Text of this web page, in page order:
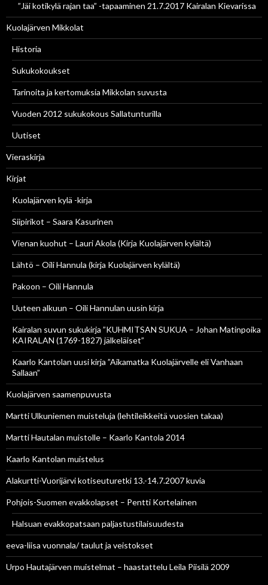
”Jäi kotikylä rajan taa” -tapaaminen 21.7.2017 Kairalan Kievarissa
Kuolajärven Mikkolat
Historia
Sukukokoukset
Tarinoita ja kertomuksia Mikkolan suvusta
Vuoden 2012 sukukokous Sallatunturilla
Uutiset
Vieraskirja
Kirjat
Kuolajärven kylä -kirja
Siipirikot – Saara Kasurinen
Vienan kuohut – Lauri Akola (Kirja Kuolajärven kylältä)
Lähtö – Oili Hannula (kirja Kuolajärven kylältä)
Pakoon – Oili Hannula
Uuteen alkuun – Oili Hannulan uusin kirja
Kairalan suvun sukukirja ”KUHMITSAN SUKUA – Johan Matinpoika
KAIRALAN (1769-1827) jälkeläiset”
Kaarlo Kantolan uusi kirja ”Aikamatka Kuolajärvelle eli Vanhaan
Sallaan”
Kuolajärven saamenpuvusta
Martti Ulkuniemen muisteluja (lehtileikkeitä vuosien takaa)
Martti Hautalan muistolle – Kaarlo Kantola 2014
Kaarlo Kantolan muistelus
Alakurtti-Vuorijärvi kotiseuturetki 13.-14.7.2007 kuvia
Pohjois-Suomen evakkolapset – Pentti Kortelainen
Halsuan evakkopatsaan paljastustilaisuudesta
eeva-liisa vuonnala/ taulut ja veistokset
Urpo Hautajärven muistelmat – haastattelu Leila Piisilä 2009